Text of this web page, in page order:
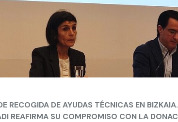
RECOGIDA DE AYUDAS TÉCNICAS EN
REAFIRMA SU COMPROMISO CON LA